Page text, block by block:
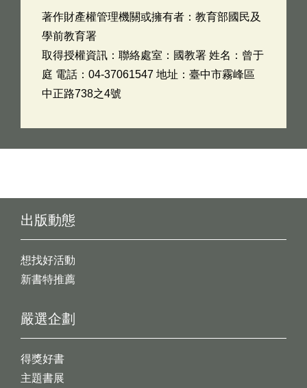
著作財產權管理機關或擁有者：教育部國民及
學前教育署
取得授權資訊：聯絡處室：國教署 姓名：曾于
庭 電話：04-37061547 地址：臺中市霧峰區
中正路738之4號
出版動態
想找好活動
新書特推薦
嚴選企劃
得獎好書
主題書展